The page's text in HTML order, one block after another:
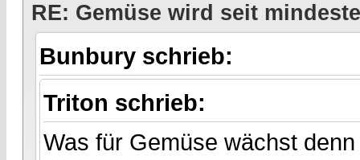
RE: Gemüse wird seit
Bunbury schrieb:
Triton schrieb:
Was für Gemüse wächst